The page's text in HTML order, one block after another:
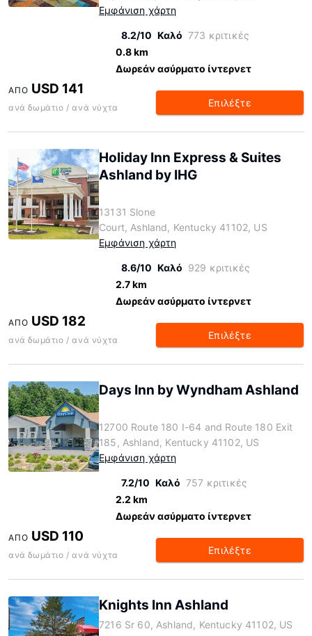
Εμφάνιση χάρτη
8.2/10 Καλό 773 κριτικές
0.8 km
Δωρεάν ασύρματο ίντερνετ
ΑΠΌ USD 141
ανά δωμάτιο / ανά νύχτα Επιλέξτε
Holiday Inn Express & Suites
Ashland by IHG
13131 Slone
Court, Ashland, Kentucky 41102, US
Εμφάνιση χάρτη
8.6/10 Καλό 929 κριτικές
2.7 km
Δωρεάν ασύρματο ίντερνετ
ΑΠΌ USD 182
ανά δωμάτιο / ανά νύχτα Επιλέξτε
Days Inn by Wyndham Ashland
12700 Route 180 I-64 and Route 180 Exit
185, Ashland, Kentucky 41102, US
Εμφάνιση χάρτη
7.2/10 Καλό 757 κριτικές
2.2 km
Δωρεάν ασύρματο ίντερνετ
ΑΠΌ USD 110
ανά δωμάτιο / ανά νύχτα Επιλέξτε
Knights Inn Ashland
7216 Sr 60, Ashland, Kentucky 41102, US